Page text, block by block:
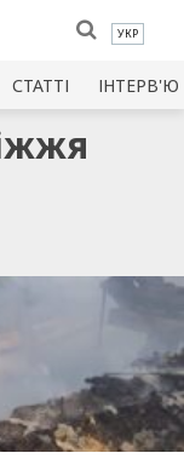
УКР
СТАТТІ ІНТЕРВ'Ю